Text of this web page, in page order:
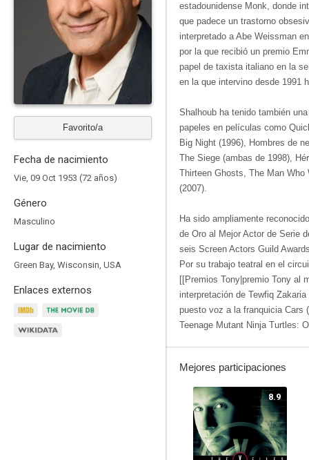
Favorito/a
Fecha de nacimiento
Vie, 09 Oct 1953 (72 años)
Género
Masculino
Lugar de nacimiento
Green Bay, Wisconsin, USA
Enlaces externos
estadounidense Monk, donde
que padece un trastorno
interpretado a Abe Weissman
por la que recibió un premio
papel de taxista italiano en la
en la que intervino desde 1991
Shalhoub ha tenido también
papeles en películas como
Big Night (1996), Hombres de
The Siege (ambas de 1998),
Thirteen Ghosts, The Man Who
(2007).
Ha sido ampliamente
de Oro al Mejor Actor de Serie
seis Screen Actors Guild
Por su trabajo teatral en el
[[Premios Tony|premio Tony al
interpretación de Tewfiq
puesto voz a la franquicia Cars
Teenage Mutant Ninja Turtles:
Mejores participaciones
8.9